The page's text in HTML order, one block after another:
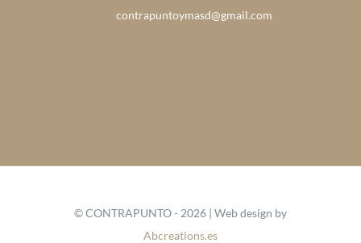
contrapuntoymasd@gmail.com
© CONTRAPUNTO - 2026 | Web design by
Abcreations.es